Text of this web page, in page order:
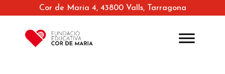
Cor de Maria 4, 43800 Valls, Tarragona